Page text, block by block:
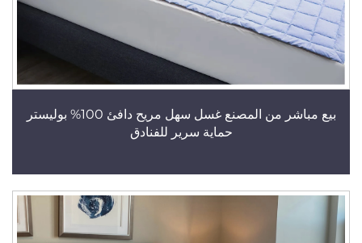
بيع مباشر من المصنع غسل سهل مريح دافئ 100% بوليستر
حماية سرير للفنادق